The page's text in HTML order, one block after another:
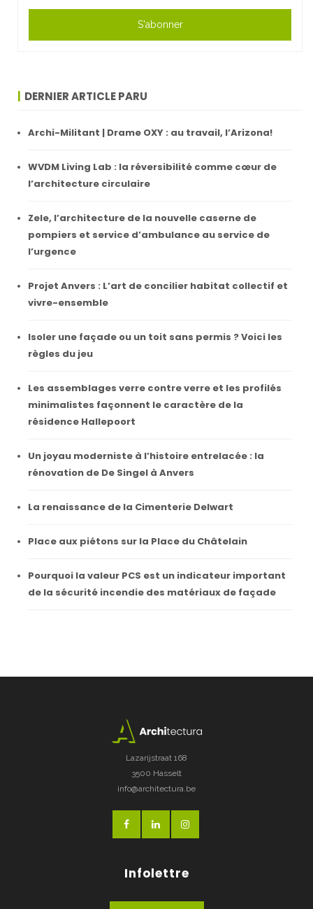
S'abonner
DERNIER ARTICLE PARU
Archi-Militant | Drame OXY : au travail, l’Arizona!
WVDM Living Lab : la réversibilité comme cœur de
l’architecture circulaire
Zele, l’architecture de la nouvelle caserne de
pompiers et service d’ambulance au service de
l’urgence
Projet Anvers : L’art de concilier habitat collectif et
vivre-ensemble
Isoler une façade ou un toit sans permis ? Voici les
règles du jeu
Les assemblages verre contre verre et les profilés
minimalistes façonnent le caractère de la
résidence Hallepoort
Un joyau moderniste à l’histoire entrelacée : la
rénovation de De Singel à Anvers
La renaissance de la Cimenterie Delwart
Place aux piétons sur la Place du Châtelain
Pourquoi la valeur PCS est un indicateur important
de la sécurité incendie des matériaux de façade
Lazarijstraat 168
3500 Hasselt
info@architectura.be
Infolettre